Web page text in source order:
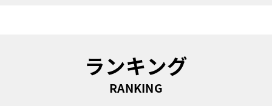
ランキング
RANKING